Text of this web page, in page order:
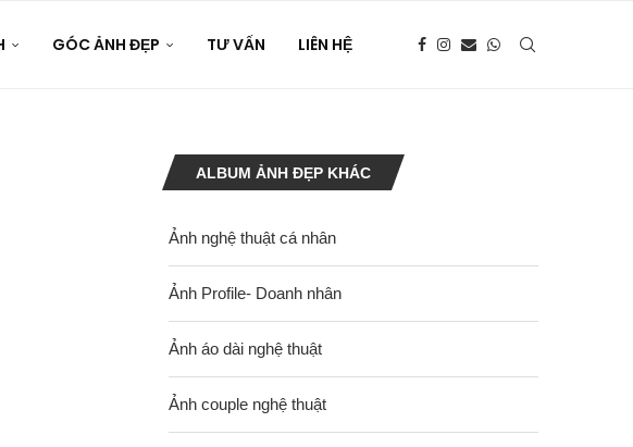
GÓC ẢNH ĐẸP TƯ VẤN LIÊN HỆ
ALBUM ẢNH ĐẸP KHÁC
Ảnh nghệ thuật cá nhân
Ảnh Profile- Doanh nhân
Ảnh áo dài nghệ thuật
Ảnh couple nghệ thuật